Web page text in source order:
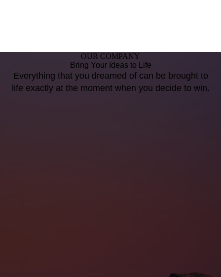
OUR COMPANY
Bring Your Ideas to Life
Everything that you dreamed of can be brought to
life exactly at the moment when you decide to win.